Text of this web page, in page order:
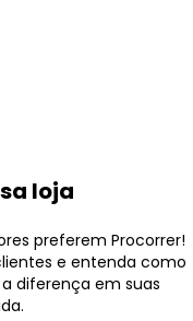
loja
preferem Procorrer!
e entenda como
diferença em suas